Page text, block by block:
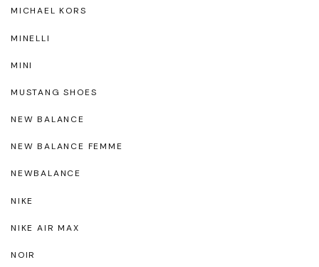
MICHAEL KORS
MINELLI
MINI
MUSTANG SHOES
NEW BALANCE
NEW BALANCE FEMME
NEWBALANCE
NIKE
NIKE AIR MAX
NOIR